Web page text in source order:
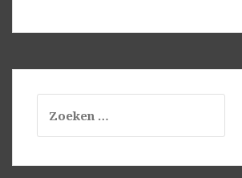
naar: